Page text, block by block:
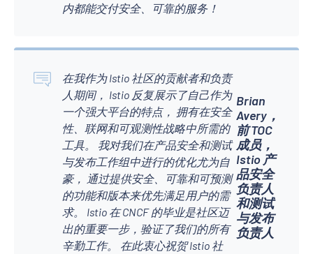
内都能交付安全、可靠的服务！
在我作为 Istio 社区的贡献者和负责
人期间， Istio 反复展示了自己作为
一个强大平台的特点， 拥有在安全
性、联网和可观测性战略中所需的
工具。 我对我们在产品安全和测试
与发布工作组中进行的优化尤为自
豪， 通过提供安全、可靠和可预测
的功能和版本来优先满足用户的需
求。 Istio 在 CNCF 的毕业是社区迈
出的重要一步，验证了我们的所有
辛勤工作。 在此衷心祝贺 Istio 社
Brian
Avery，
前 TOC
成员，
Istio 产
品安全
负责人
和测试
与发布
负责人